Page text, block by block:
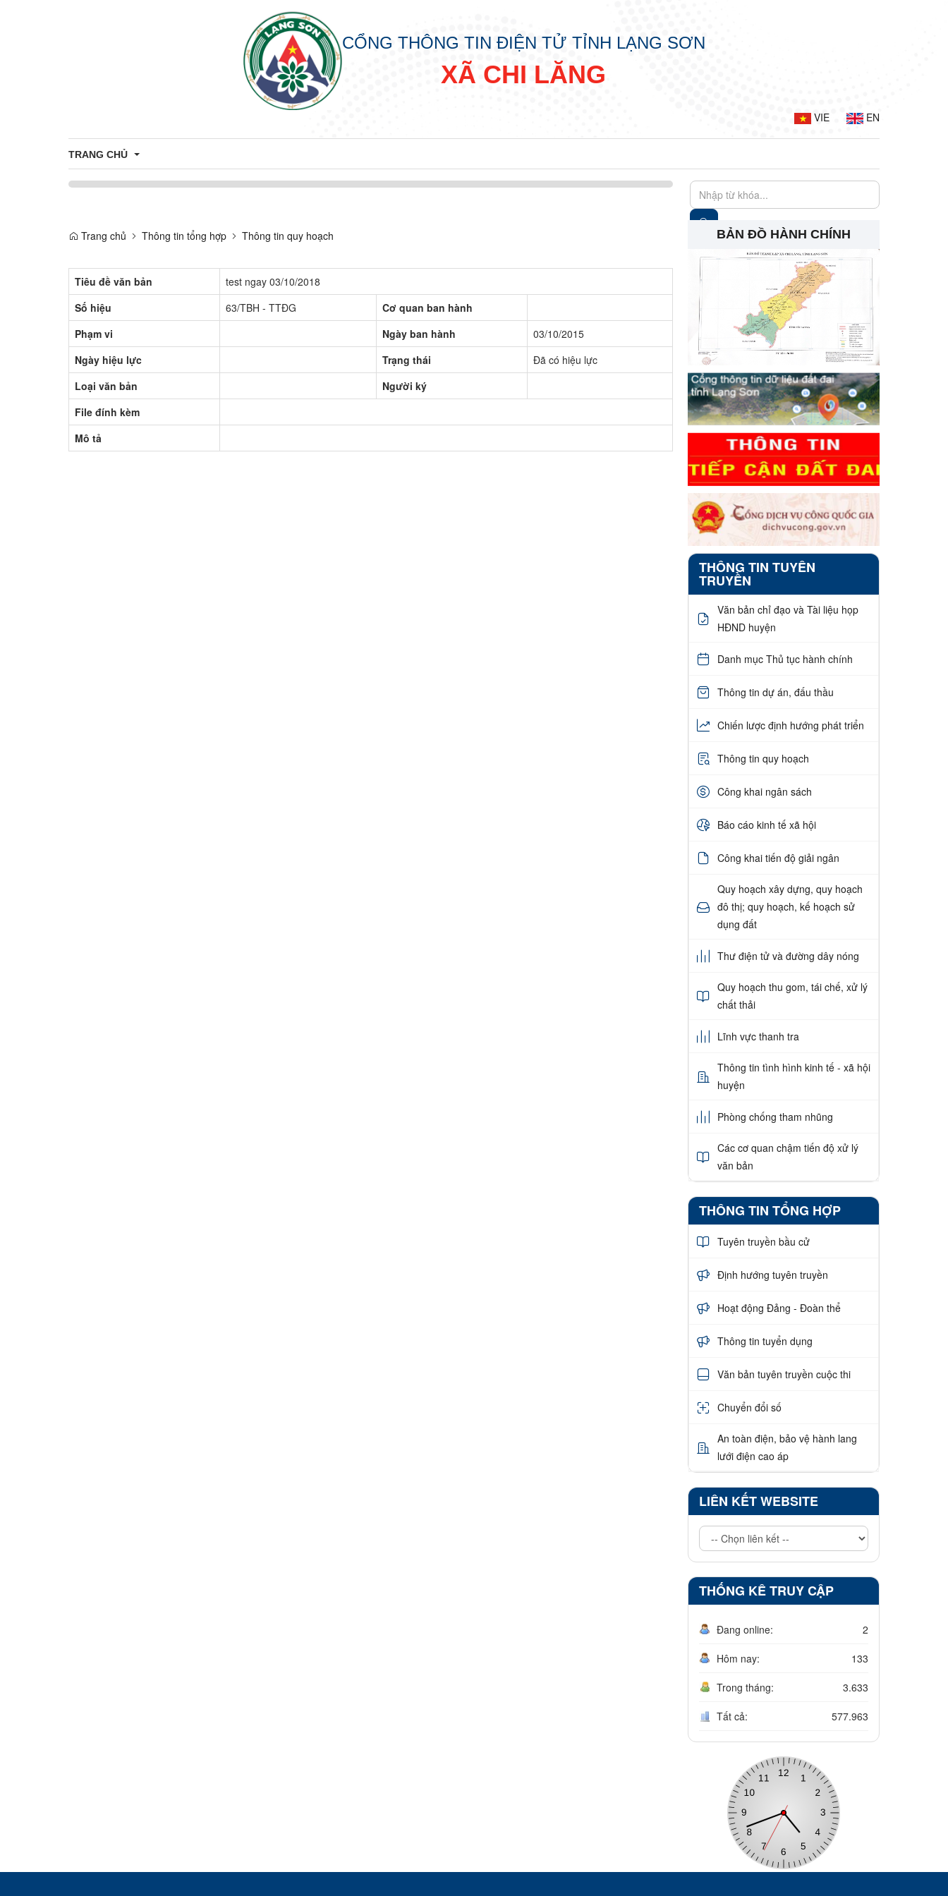
CỔNG THÔNG TIN ĐIỆN TỬ TỈNH LẠNG SƠN
XÃ CHI LĂNG
VIE EN
TRANG CHỦ
Thông tin chung
Trang chủ Thông tin tổng hợp Thông tin quy hoạch
Tiêu đề văn bản
test ngay 03/10/2018
Số hiệu
63/TBH - TTĐG
Cơ quan ban hành
Phạm vi
Ngày ban hành
03/10/2015
Ngày hiệu lực
Trạng thái
Đã có hiệu lực
Loại văn bản
Người ký
File đính kèm
Mô tả
BẢN ĐỒ HÀNH CHÍNH
THÔNG TIN TUYÊN
TRUYỀN
Văn bản chỉ đạo và Tài liệu họp
HĐND huyện
Danh mục Thủ tục hành chính
Thông tin dự án, đấu thầu
Chiến lược định hướng phát triển
Thông tin quy hoạch
Công khai ngân sách
Báo cáo kinh tế xã hội
Công khai tiến độ giải ngân
Quy hoạch xây dựng, quy hoạch
đô thị; quy hoạch, kế hoạch sử
dụng đất
Thư điện tử và đường dây nóng
Quy hoạch thu gom, tái chế, xử lý
chất thải
Lĩnh vực thanh tra
Thông tin tình hình kinh tế - xã hội
huyện
Phòng chống tham nhũng
Các cơ quan chậm tiến độ xử lý
văn bản
THÔNG TIN TỔNG HỢP
Tuyên truyền bầu cử
Định hướng tuyên truyền
Hoạt động Đảng - Đoàn thể
Thông tin tuyển dụng
Văn bản tuyên truyền cuộc thi
Chuyển đổi số
An toàn điện, bảo vệ hành lang
lưới điện cao áp
LIÊN KẾT WEBSITE
THỐNG KÊ TRUY CẬP
Đang online: 2
Hôm nay: 133
Trong tháng: 3.633
Tất cả: 577.963